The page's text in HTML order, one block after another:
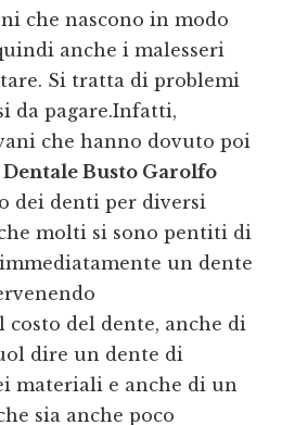
che nascono in modo
anche i malesseri
Si tratta di problemi
da pagare.Infatti,
che hanno dovuto poi
Busto Garolfo
dei denti per diversi
molti si sono pentiti di
un dente
del dente, anche di
dire un dente di
materiali e anche di un
sia anche poco